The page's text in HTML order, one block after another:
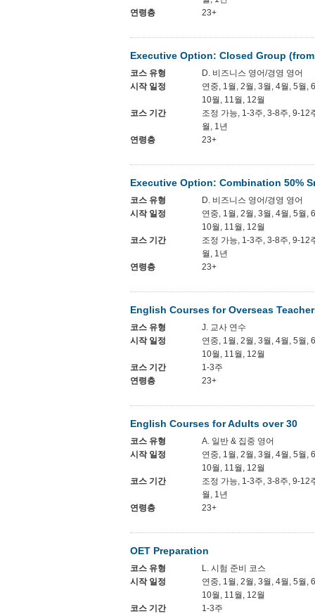
연령층
23+
Executive Option: Closed Group
코스 유형
D. 비즈니스 영어/경영 영어
시작 일정
연중, 1월, 2월, 3월, 4월, 5월,
10월, 11월, 12월
코스 기간
조정 가능, 1-3주, 3-8주, 9-12
월, 1년
연령층
23+
Executive Option: Combination 50%
코스 유형
D. 비즈니스 영어/경영 영어
시작 일정
연중, 1월, 2월, 3월, 4월, 5월,
10월, 11월, 12월
코스 기간
조정 가능, 1-3주, 3-8주, 9-12
월, 1년
연령층
23+
English Courses for Overseas
코스 유형
J. 교사 연수
시작 일정
연중, 1월, 2월, 3월, 4월, 5월,
10월, 11월, 12월
코스 기간
1-3주
연령층
23+
English Courses for Adults over 30
코스 유형
A. 일반 & 집중 영어
시작 일정
연중, 1월, 2월, 3월, 4월, 5월,
10월, 11월, 12월
코스 기간
조정 가능, 1-3주, 3-8주, 9-12
월, 1년
연령층
23+
OET Preparation
코스 유형
L. 시험 준비 코스
시작 일정
연중, 1월, 2월, 3월, 4월, 5월,
10월, 11월, 12월
코스 기간
1-3주